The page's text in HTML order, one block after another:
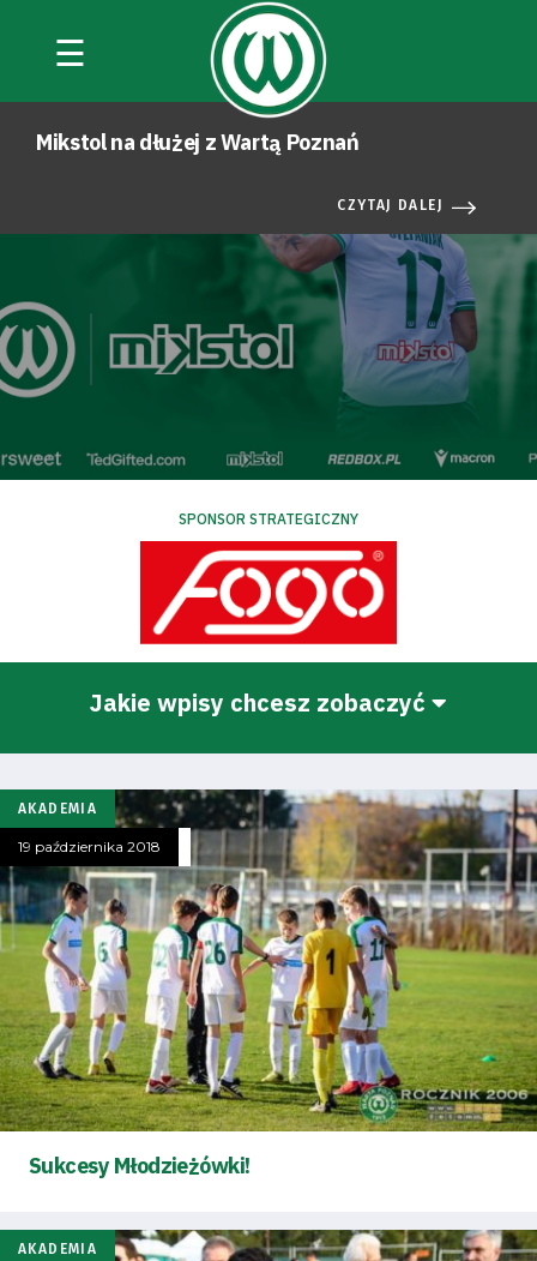
☰
Mikstol na dłużej z Wartą Poznań
CZYTAJ DALEJ
SPONSOR STRATEGICZNY
Jakie wpisy chcesz zobaczyć
AKADEMIA
19 października 2018
Sukcesy Młodzieżówki!
AKADEMIA